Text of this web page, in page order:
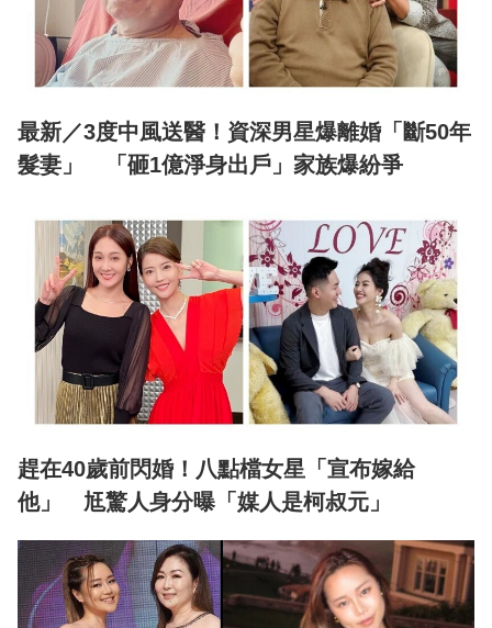
最新／3度中風送醫！資深男星爆離婚「斷50年
髮妻」 「砸1億淨身出戶」家族爆紛爭
趕在40歲前閃婚！八點檔女星「宣布嫁給
他」 尪驚人身分曝「媒人是柯叔元」